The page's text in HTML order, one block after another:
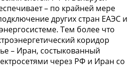
– по крайней мере
других стран ЕАЭС и
Тем более что
коридор
– Иран, состыкованный
через РФ и Иран со